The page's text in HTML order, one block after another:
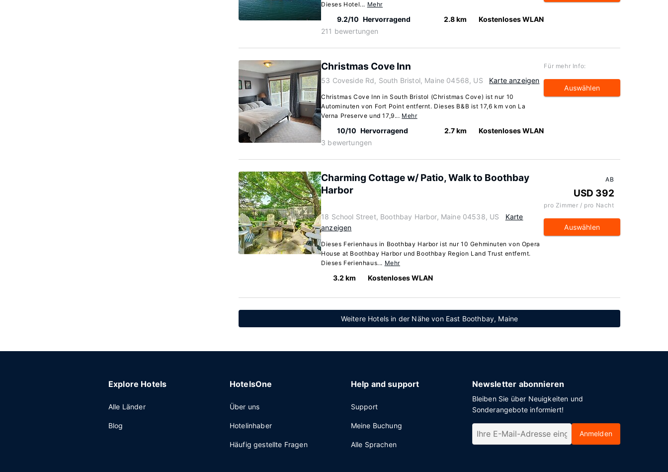
Dieses Hotel... Mehr
9.2/10 Hervorragend
211 bewertungen
2.8 km Kostenloses WLAN
Christmas Cove Inn
53 Coveside Rd, South Bristol, Maine 04568, US Karte anzeigen
Christmas Cove Inn in South Bristol (Christmas Cove) ist nur 10
Autominuten von Fort Point entfernt. Dieses B&B ist 17,6 km von La
Verna Preserve und 17,9... Mehr
10/10 Hervorragend
3 bewertungen
2.7 km Kostenloses WLAN
Für mehr Info:
Auswählen
Charming Cottage w/ Patio, Walk to Boothbay
Harbor
18 School Street, Boothbay Harbor, Maine 04538, US
Karte
anzeigen
Dieses Ferienhaus in Boothbay Harbor ist nur 10 Gehminuten von Opera
House at Boothbay Harbor und Boothbay Region Land Trust entfernt.
Dieses Ferienhaus... Mehr
3.2 km Kostenloses WLAN
AB
USD 392
pro Zimmer / pro Nacht
Auswählen
Weitere Hotels in der Nähe von East Boothbay, Maine
Explore Hotels
Alle Länder
Blog
HotelsOne
Über uns
Hotelinhaber
Häufig gestellte Fragen
Help and support
Support
Meine Buchung
Alle Sprachen
Newsletter abonnieren
Bleiben Sie über Neuigkeiten und
Sonderangebote informiert!
Anmelden